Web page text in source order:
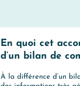
En quoi cet
d’un bilan de
À la différence d’un